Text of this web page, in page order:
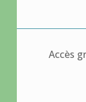
Accès